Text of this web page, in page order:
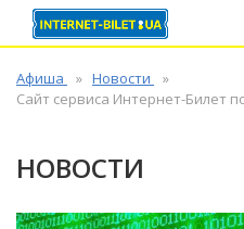
Афиша
Новости
Сайт сервиса Интернет-Билет
НОВОСТИ